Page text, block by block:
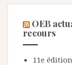
OEB
recours
11e